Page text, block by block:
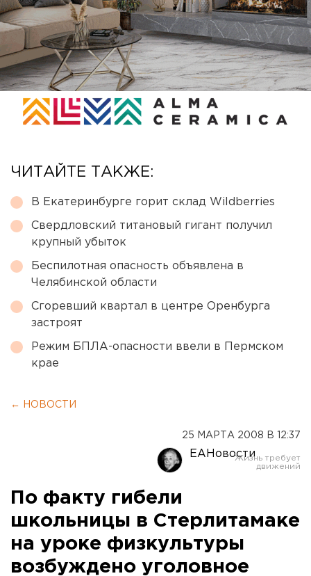
ЧИТАЙТЕ ТАКЖЕ:
В Екатеринбурге горит склад Wildberries
Свердловский титановый гигант получил
крупный убыток
Беспилотная опасность объявлена в
Челябинской области
Сгоревший квартал в центре Оренбурга
застроят
Режим БПЛА-опасности ввели в Пермском
крае
← НОВОСТИ
25 МАРТА 2008 В 12:37
ЕАНовости
По факту гибели
школьницы в Стерлитамаке
на уроке физкультуры
возбуждено уголовное